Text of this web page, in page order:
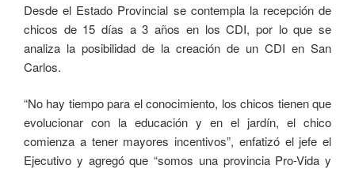
Desde el Estado Provincial se contempla la recepción de
chicos de 15 días a 3 años en los CDI, por lo que se
analiza la posibilidad de la creación de un CDI en San
Carlos.
“No hay tiempo para el conocimiento, los chicos tienen que
evolucionar con la educación y en el jardín, el chico
comienza a tener mayores incentivos”, enfatizó el jefe el
Ejecutivo y agregó que “somos una provincia Pro-Vida y